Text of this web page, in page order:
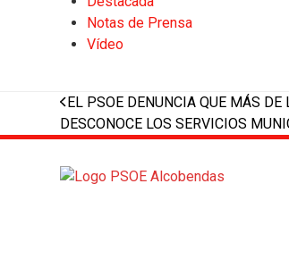
Notas de Prensa
Vídeo
previous
post:
EL PSOE DENUNCIA QUE MÁS
DESCONOCE LOS SERVICIOS